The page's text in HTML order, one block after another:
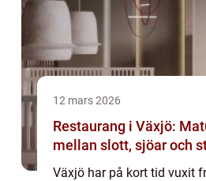
12 mars 2026
Restaurang i Växjö:
mellan slott, sjöar och
Växjö har på kort tid vuxit